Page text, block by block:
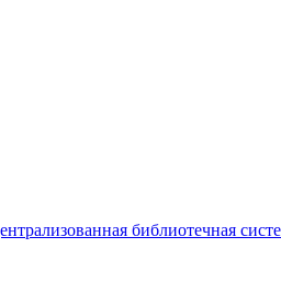
библиотечная